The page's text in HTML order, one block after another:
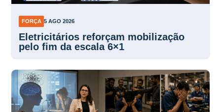
FORÇA 5 AGO 2026
Eletricitários reforçam mobilização
pelo fim da escala 6×1